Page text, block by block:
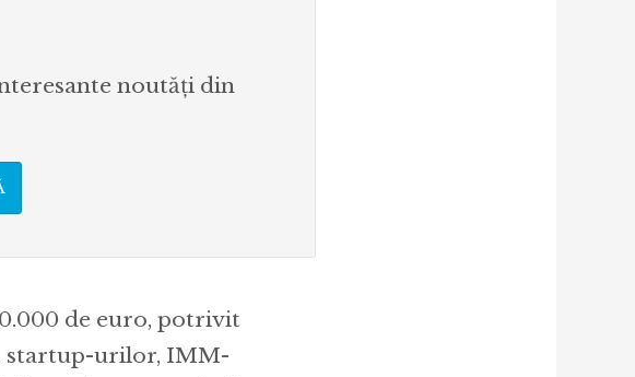
noutăți din
de euro, potrivit
startup-urilor, IMM-